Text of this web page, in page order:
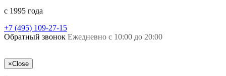
c 1995 года
+7 (495) 109-27-15
Обратный звонок Ежедневно с 10:00 до 20:00
×Close